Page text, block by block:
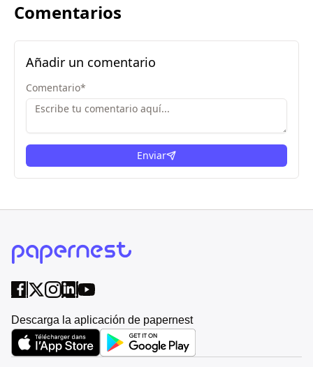
Comentarios
Añadir un comentario
Comentario*
Enviar
Descarga la aplicación de papernest